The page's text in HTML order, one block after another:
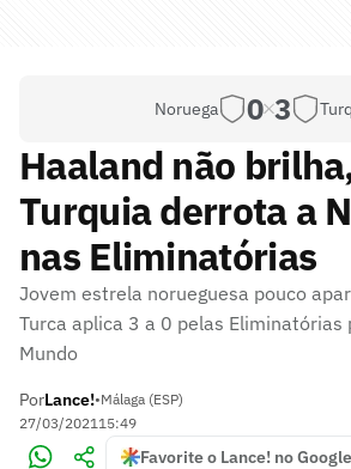
Noruega 0 3
Haaland não
Turquia derrota a
nas Eliminatórias
Jovem estrela norueguesa pouco
Turca aplica 3 a 0 pelas Eliminatórias
Mundo
PorLance!•Málaga (ESP)
27/03/202115:49
Favorite o Lance! no Google